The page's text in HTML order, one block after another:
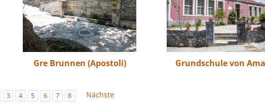
Gre Brunnen (Apostoli) Grundschule von
3 4 5 6 7 8 Nächste